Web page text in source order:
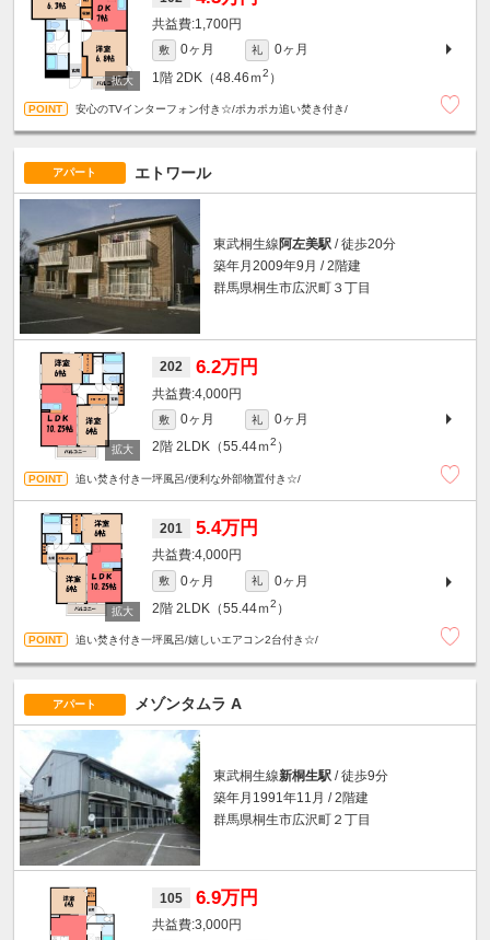
1,700円
敷 0ヶ月 礼
0ヶ月
1階 2DK（48.46ｍ2 ）
安心のTVインターフォン付き☆/ポカポカ追い焚き付き/
アパート エトワール
東武桐生線 阿左美駅 / 徒歩20分
築年月2009年9月 / 2階建
群馬県桐生市広沢町３丁目
202 6.2万円
4,000円
敷 0ヶ月 礼
0ヶ月
2階 2LDK（55.44ｍ2 ）
追い焚き付き一坪風呂/便利な外部物置付き☆/
201 5.4万円
4,000円
敷 0ヶ月 礼
0ヶ月
2階 2LDK（55.44ｍ2 ）
追い焚き付き一坪風呂/嬉しいエアコン2台付き☆/
アパート メゾンタムラ A
東武桐生線新桐生駅 / 徒歩9分
築年月1991年11月 / 2階建
群馬県桐生市広沢町２丁目
105 6.9万円
3,000円